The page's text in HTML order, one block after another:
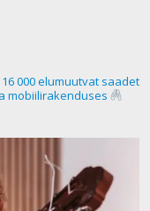
16 000 elumuutvat saadet
mobiilirakenduses